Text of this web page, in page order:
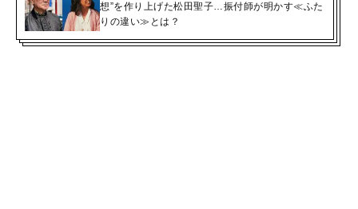
想”を作り上げた松田聖子…振付師が明かす≪ふた
りの違い≫とは？